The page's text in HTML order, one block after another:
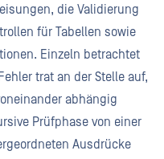
die Validierung
für Tabellen sowie
Einzeln betrachtet
trat an der Stelle auf,
abhängig
Prüfphase von einer
Ausdrücke